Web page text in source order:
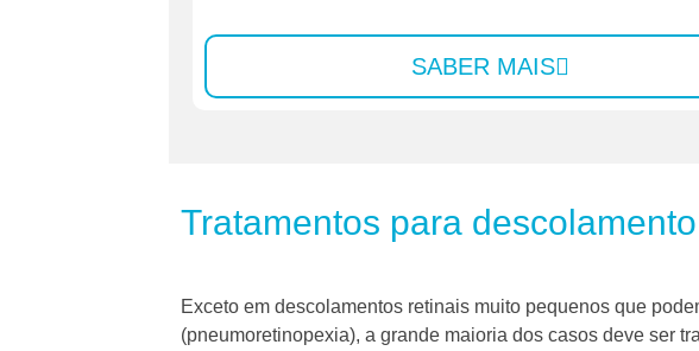
SABER MAIS
Tratamentos para
Exceto em descolamentos retinais muito pequenos que
(pneumoretinopexia), a grande maioria dos casos deve ser